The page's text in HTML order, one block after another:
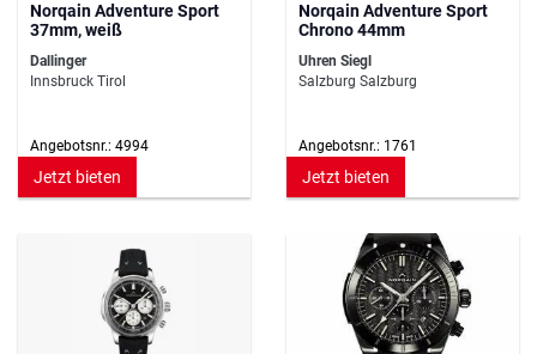
Norqain Adventure Sport
37mm, weiß
Dallinger
Innsbruck Tirol
Angebotsnr.: 4994
Jetzt bieten
Norqain Adventure Sport
Chrono 44mm
Uhren Siegl
Salzburg Salzburg
Angebotsnr.: 1761
Jetzt bieten